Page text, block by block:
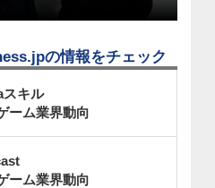
の情報をチェック
キル
ーム業界動向
ーム業界動向